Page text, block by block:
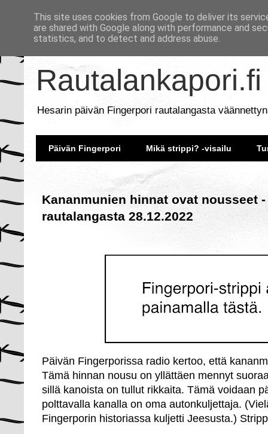
Rautalankapori.fi
Hesarin päivän Fingerpori rautalangasta
Päivän Fingerpori Mikä strippi? -visailu
Kananmunien hinnat ovat nousseet
rautalangasta 28.12.2022
Päivän Fingerporissa radio kertoo, että
Tämä hinnan nousu on yllättäen mennyt
sillä kanoista on tullut rikkaita. Tämä voidaan
polttavalla kanalla on oma autonkuljettaja.
Fingerporin historiassa kuljetti Jeesusta.)
This site uses cookies from Google to deliver its
are shared with Google along with performance and
statistics, and to detect and address abuse.